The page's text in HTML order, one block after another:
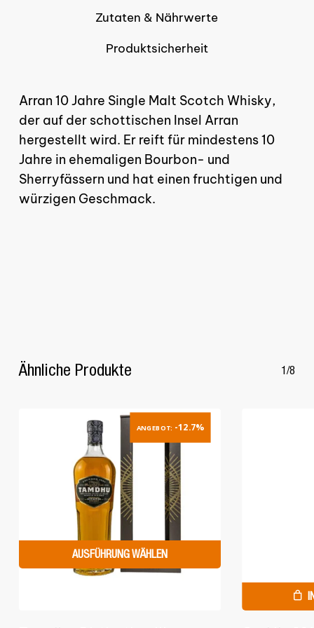
Es befinden sich keine
Produkte im Warenkorb.
Zutaten & Nährwerte
Produktsicherheit
Arran 10 Jahre Single Malt Scotch Whisky,
der auf der schottischen Insel Arran
hergestellt wird. Er reift für mindestens 10
Jahre in ehemaligen Bourbon- und
Sherryfässern und hat einen fruchtigen und
würzigen Geschmack.
Ähnliche Produkte 1/8
ANGEBOT: -12.7%
AUSFÜHRUNG WÄHLEN